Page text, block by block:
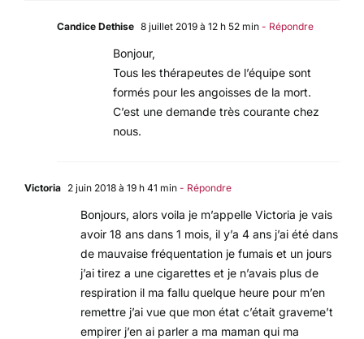
Candice Dethise 8 juillet 2019 à 12 h 52 min - Répondre
Bonjour,
Tous les thérapeutes de l’équipe sont
formés pour les angoisses de la mort.
C’est une demande très courante chez
nous.
Victoria 2 juin 2018 à 19 h 41 min - Répondre
Bonjours, alors voila je m’appelle Victoria je vais
avoir 18 ans dans 1 mois, il y’a 4 ans j’ai été dans
de mauvaise fréquentation je fumais et un jours
j’ai tirez a une cigarettes et je n’avais plus de
respiration il ma fallu quelque heure pour m’en
remettre j’ai vue que mon état c’était graveme’t
empirer j’en ai parler a ma maman qui ma